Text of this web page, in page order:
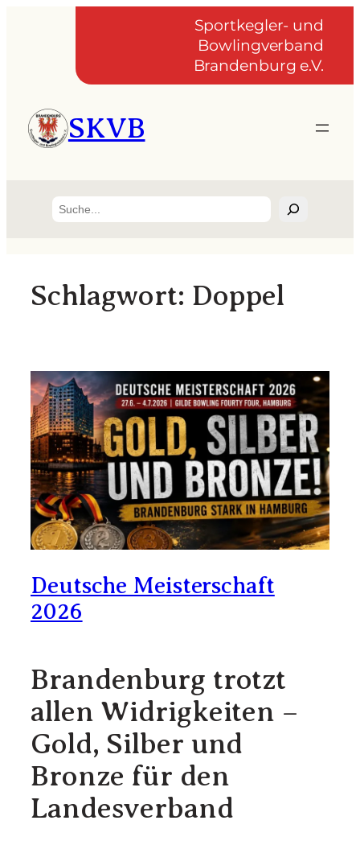
Sportkegler- und
Bowlingverband
Brandenburg e.V.
SKVB
Suchen
Schlagwort: Doppel
Deutsche Meisterschaft
2026
Brandenburg trotzt
allen Widrigkeiten –
Gold, Silber und
Bronze für den
Landesverband